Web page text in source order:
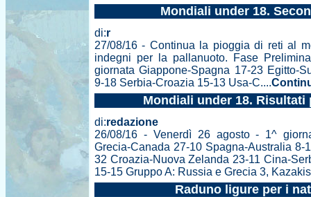
Mondiali under 18.
di:r
27/08/16 - Continua la pioggia di reti al
indegni per la pallanuoto. Fase
giornata Giappone-Spagna 17-23 Egitto-
9-18 Serbia-Croazia 15-13 Usa-C....
Mondiali under 18. Risultati
di:redazione
26/08/16 - Venerdì 26 agosto - 1^
Grecia-Canada 27-10 Spagna-Australia 8-
32 Croazia-Nuova Zelanda 23-11 Cina-
15-15 Gruppo A: Russia e Grecia 3,
Raduno ligure per i